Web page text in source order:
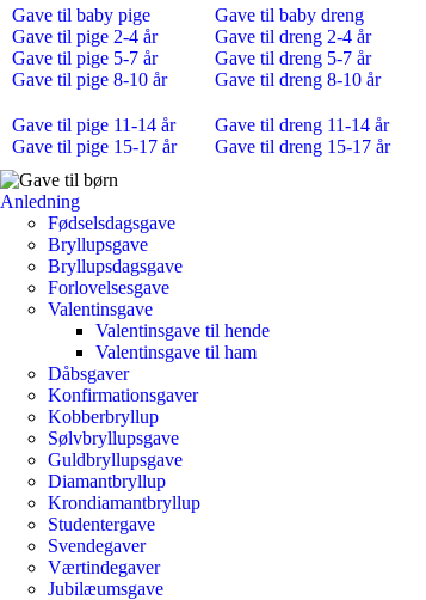
Gave til baby pige
Gave til pige 2-4 år
Gave til pige 5-7 år
Gave til pige 8-10 år
Gave til pige 11-14 år
Gave til pige 15-17 år
Gave til baby dreng
Gave til dreng 2-4 år
Gave til dreng 5-7 år
Gave til dreng 8-10 år
Gave til dreng 11-14 år
Gave til dreng 15-17 år
Anledning
Fødselsdagsgave
Bryllupsgave
Bryllupsdagsgave
Forlovelsesgave
Valentinsgave
Valentinsgave til hende
Valentinsgave til ham
Dåbsgaver
Konfirmationsgaver
Kobberbryllup
Sølvbryllupsgave
Guldbryllupsgave
Diamantbryllup
Krondiamantbryllup
Studentergave
Svendegaver
Værtindegaver
Jubilæumsgave